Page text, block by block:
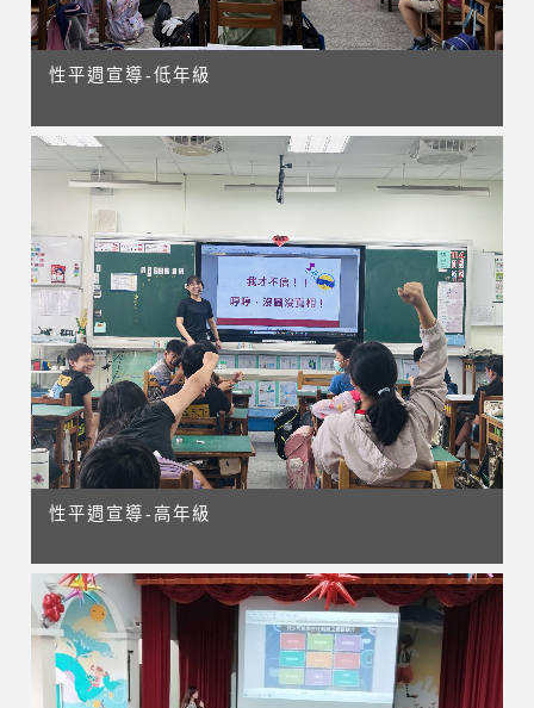
性平週宣導-低年級
性平週宣導-高年級